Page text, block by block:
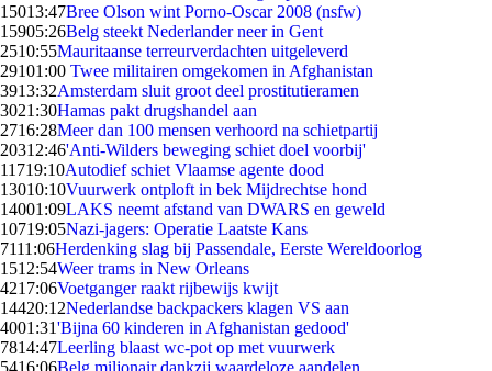
15013:47Bree Olson wint Porno-Oscar 2008 (nsfw)
15905:26Belg steekt Nederlander neer in Gent
2510:55Mauritaanse terreurverdachten uitgeleverd
29101:00 Twee militairen omgekomen in Afghanistan
3913:32Amsterdam sluit groot deel prostitutieramen
3021:30Hamas pakt drugshandel aan
2716:28Meer dan 100 mensen verhoord na schietpartij
20312:46'Anti-Wilders beweging schiet doel voorbij'
11719:10Autodief schiet Vlaamse agente dood
13010:10Vuurwerk ontploft in bek Mijdrechtse hond
14001:09LAKS neemt afstand van DWARS en geweld
10719:05Nazi-jagers: Operatie Laatste Kans
7111:06Herdenking slag bij Passendale, Eerste Wereldoorlog
1512:54Weer trams in New Orleans
4217:06Voetganger raakt rijbewijs kwijt
14420:12Nederlandse backpackers klagen VS aan
4001:31'Bijna 60 kinderen in Afghanistan gedood'
7814:47Leerling blaast wc-pot op met vuurwerk
5416:06Belg miljonair dankzij waardeloze aandelen